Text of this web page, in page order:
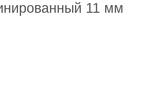
11 мм